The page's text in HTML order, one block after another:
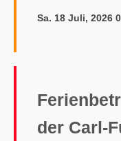
Sa. 18 Juli, 2026
der Carl-